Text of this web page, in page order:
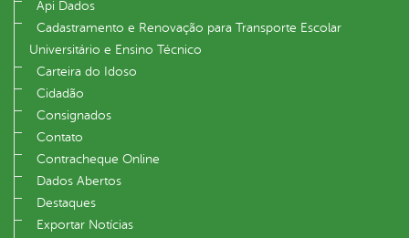
Api Dados
Cadastramento e Renovação para Transporte Escolar
Universitário e Ensino Técnico
Carteira do Idoso
Cidadão
Consignados
Contato
Contracheque Online
Dados Abertos
Destaques
Exportar Notícias